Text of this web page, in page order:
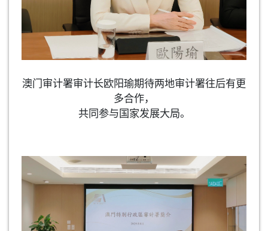
澳门审计署审计长欧阳瑜期待两地审计署往后有更
多合作，
共同参与国家发展大局。